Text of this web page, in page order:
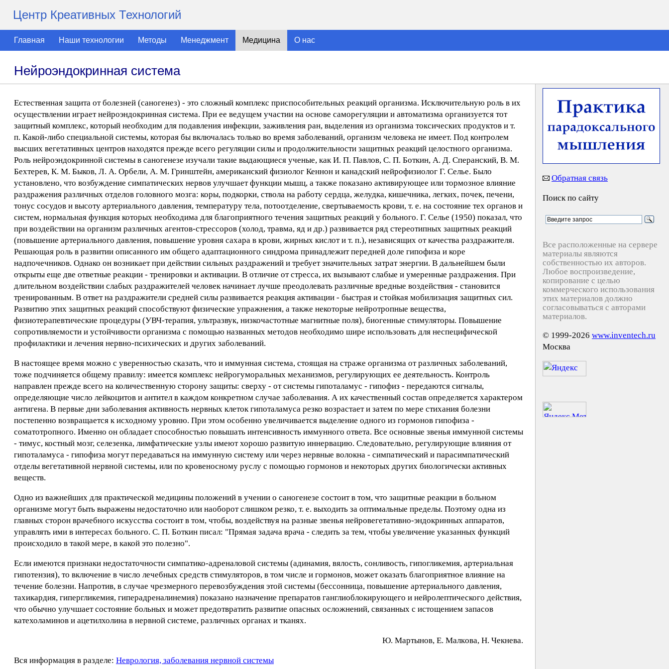
Центр Креативных Технологий
Главная Наши технологии Методы Менеджмент Медицина О нас
Нейроэндокринная система
Естественная защита от болезней (саногенез) - это сложный комплекс приспособительных реакций организма. Исключительную роль в их
осуществлении играет нейроэндокринная система. При ее ведущем участии на основе саморегуляции и автоматизма организуется тот
защитный комплекс, который необходим для подавления инфекции, заживления ран, выделения из организма токсических продуктов и т.
п. Какой-либо специальной системы, которая бы включалась только во время заболеваний, организм человека не имеет. Под контролем
высших вегетативных центров находятся прежде всего регуляции силы и продолжительности защитных реакций целостного организма.
Роль нейроэндокринной системы в саногенезе изучали такие выдающиеся ученые, как И. П. Павлов, С. П. Боткин, А. Д. Сперанский, В. М.
Бехтерев, К. М. Быков, Л. А. Орбели, А. М. Гринштейн, американский физиолог Кеннон и канадский нейрофизиолог Г. Селье. Было
установлено, что возбуждение симпатических нервов улучшает функции мышц, а также показано активирующее или тормозное влияние
раздражения различных отделов головного мозга: коры, подкорки, ствола на работу сердца, желудка, кишечника, легких, почек, печени,
тонус сосудов и высоту артериального давления, температуру тела, потоотделение, свертываемость крови, т. е. на состояние тех органов и
систем, нормальная функция которых необходима для благоприятного течения защитных реакций у больного. Г. Селье (1950) показал, что
при воздействии на организм различных агентов-стрессоров (холод, травма, яд и др.) развивается ряд стереотипных защитных реакций
(повышение артериального давления, повышение уровня сахара в крови, жирных кислот и т. п.), независящих от качества раздражителя.
Решающая роль в развитии описанного им общего адаптационного синдрома принадлежит передней доле гипофиза и коре
надпочечников. Однако он возникает при действии сильных раздражений и требует значительных затрат энергии. В дальнейшем были
открыты еще две ответные реакции - тренировки и активации. В отличие от стресса, их вызывают слабые и умеренные раздражения. При
длительном воздействии слабых раздражителей человек начинает лучше преодолевать различные вредные воздействия - становится
тренированным. В ответ на раздражители средней силы развивается реакция активации - быстрая и стойкая мобилизация защитных сил.
Развитию этих защитных реакций способствуют физические упражнения, а также некоторые нейротропные вещества,
физиотерапевтические процедуры (УВЧ-терапия, ультразвук, низкочастотные магнитные поля), биогенные стимуляторы. Повышение
сопротивляемости и устойчивости организма с помощью названных методов необходимо шире использовать для неспецифической
профилактики и лечения нервно-психических и других заболеваний.
В настоящее время можно с уверенностью сказать, что и иммунная система, стоящая на страже организма от различных заболеваний,
тоже подчиняется общему правилу: имеется комплекс нейрогуморальных механизмов, регулирующих ее деятельность. Контроль
направлен прежде всего на количественную сторону защиты: сверху - от системы гипоталамус - гипофиз - передаются сигналы,
определяющие число лейкоцитов и антител в каждом конкретном случае заболевания. А их качественный состав определяется характером
антигена. В первые дни заболевания активность нервных клеток гипоталамуса резко возрастает и затем по мере стихания болезни
постепенно возвращается к исходному уровню. При этом особенно увеличивается выделение одного из гормонов гипофиза -
соматотропного. Именно он обладает способностью повышать интенсивность иммунного ответа. Все основные звенья иммунной системы
- тимус, костный мозг, селезенка, лимфатические узлы имеют хорошо развитую иннервацию. Следовательно, регулирующие влияния от
гипоталамуса - гипофиза могут передаваться на иммунную систему или через нервные волокна - симпатический и парасимпатический
отделы вегетативной нервной системы, или по кровеносному руслу с помощью гормонов и некоторых других биологически активных
веществ.
Одно из важнейших для практической медицины положений в учении о саногенезе состоит в том, что защитные реакции в больном
организме могут быть выражены недостаточно или наоборот слишком резко, т. е. выходить за оптимальные пределы. Поэтому одна из
главных сторон врачебного искусства состоит в том, чтобы, воздействуя на разные звенья нейровегетативно-эндокринных аппаратов,
управлять ими в интересах больного. С. П. Боткин писал: "Прямая задача врача - следить за тем, чтобы увеличение указанных функций
происходило в такой мере, в какой это полезно".
Если имеются признаки недостаточности симпатико-адреналовой системы (адинамия, вялость, сонливость, гипогликемия, артериальная
гипотензия), то включение в число лечебных средств стимуляторов, в том числе и гормонов, может оказать благоприятное влияние на
течение болезни. Напротив, в случае чрезмерного перевозбуждения этой системы (бессонница, повышение артериального давления,
тахикардия, гипергликемия, гиперадреналинемия) показано назначение препаратов ганглиоблокирующего и нейролептического действия,
что обычно улучшает состояние больных и может предотвратить развитие опасных осложнений, связанных с истощением запасов
катехоламинов и ацетилхолина в нервной системе, различных органах и тканях.
Ю. Mapтынoв, E. Maлкoвa, H. Чeкнeвa.
Вся информация в разделе: Неврология, заболевания нервной системы
Обратная связь
Поиск по сайту
Все расположенные на сервере
материалы являются
собственностью их авторов.
Любое воспроизведение,
копирование с целью
коммерческого использования
этих материалов должно
согласовываться с авторами
материалов.
© 1999-2026 www.inventech.ru
Москва